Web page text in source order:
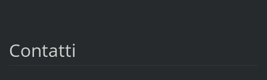
Contatti